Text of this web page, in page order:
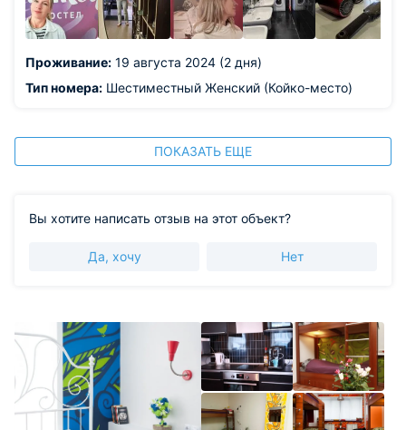
Проживание: 19 августа 2024 (2 дня)
Тип номера: Шестиместный Женский (Койко-место)
ПОКАЗАТЬ ЕЩЕ
Вы хотите написать отзыв на этот объект?
Да, хочу Нет